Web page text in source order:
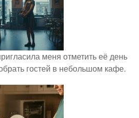
меня отметить её день
гостей в небольшом кафе.